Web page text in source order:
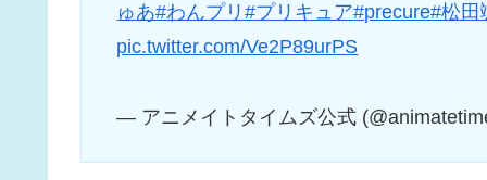
ゅあ#わんプリ#プリキュア#precure#松田
pic.twitter.com/Ve2P89urPS
— アニメイトタイムズ公式